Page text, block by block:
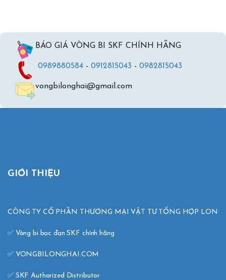
BÁO GIÁ VÒNG BI SKF CHÍNH HÃNG
0989880584 - 0912815043 - 0982815043
vongbilonghai@gmail.com
GIỚI THIỆU
CÔNG TY CỔ PHẦN THƯƠNG MẠI VẬT TƯ TỔNG HỢP LONG
✅ Vòng bi bạc đạn SKF chính hãng
✅ VONGBILONGHAI.COM
✅ SKF Authorized Distributor